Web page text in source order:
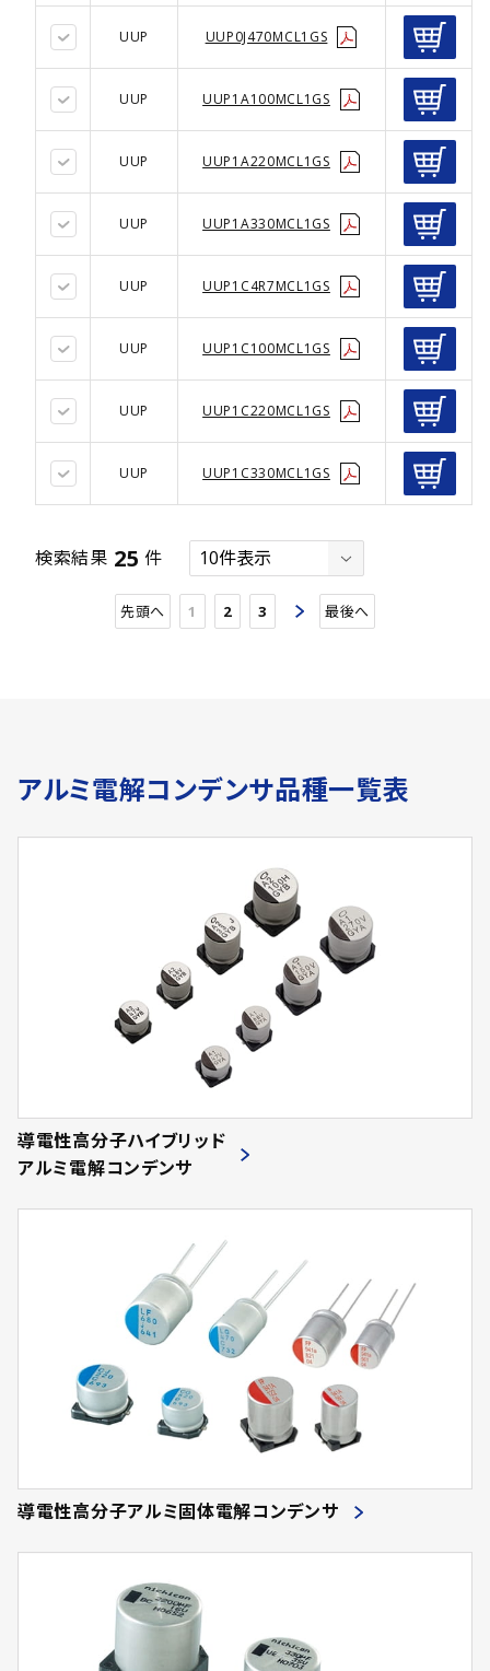
UUP UUP0J470MCL1GS
UUP UUP1A100MCL1GS
UUP UUP1A220MCL1GS
UUP UUP1A330MCL1GS
UUP UUP1C4R7MCL1GS
UUP UUP1C100MCL1GS
UUP UUP1C220MCL1GS
UUP UUP1C330MCL1GS
検索結果 25 件
先頭へ 1 2 3 最後へ
アルミ電解コンデンサ品種一覧表
導電性高分子ハイブリッド
アルミ電解コンデンサ
導電性高分子アルミ固体電解コンデンサ